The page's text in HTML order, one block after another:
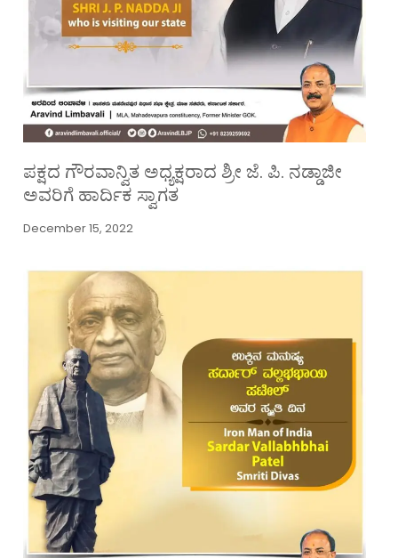
ಪಕ್ಷದ ಗೌರವಾನ್ವಿತ ಅಧ್ಯಕ್ಷರಾದ ಶ್ರೀ ಜೆ. ಪಿ. ನಡ್ಡಾಜೀ
ಅವರಿಗೆ ಹಾರ್ದಿಕ ಸ್ವಾಗತ
December 15, 2022